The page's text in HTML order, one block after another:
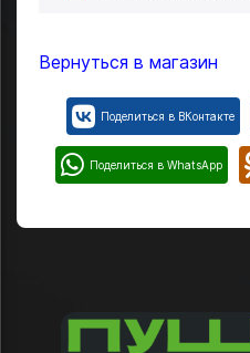
Вернуться в магазин
Поделиться в ВКонтакте
Поделиться в WhatsApp